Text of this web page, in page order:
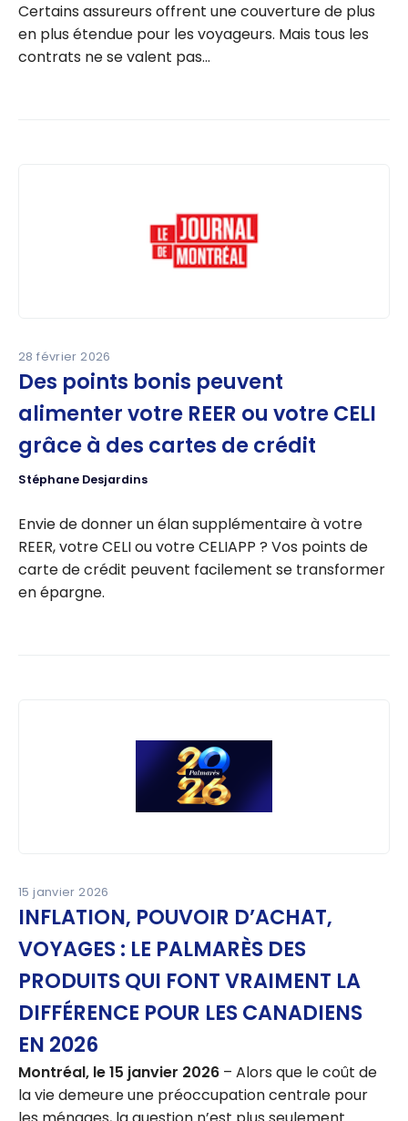
Certains assureurs offrent une couverture de plus
en plus étendue pour les voyageurs. Mais tous les
contrats ne se valent pas…
28 février 2026
Des points bonis peuvent
alimenter votre REER ou votre CELI
grâce à des cartes de crédit
Stéphane Desjardins
Envie de donner un élan supplémentaire à votre
REER, votre CELI ou votre CELIAPP ? Vos points de
carte de crédit peuvent facilement se transformer
en épargne.
15 janvier 2026
INFLATION, POUVOIR D’ACHAT,
VOYAGES : LE PALMARÈS DES
PRODUITS QUI FONT VRAIMENT LA
DIFFÉRENCE POUR LES CANADIENS
EN 2026
Montréal, le 15 janvier 2026 – Alors que le coût de
la vie demeure une préoccupation centrale pour